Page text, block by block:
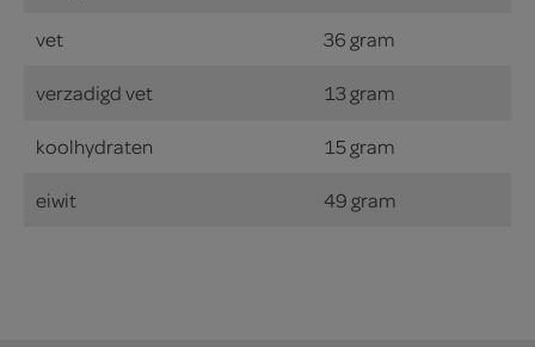
vet 36 gram
verzadigd vet 13 gram
koolhydraten 15 gram
eiwit 49 gram